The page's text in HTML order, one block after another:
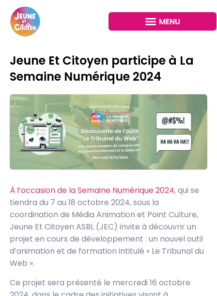
Jeune Et Citoyen participe à La
Semaine Numérique 2024
À l’occasion de la Semaine Numérique 2024, qui se
tiendra du 7 au 18 octobre 2024, sous la
coordination de Média Animation et Point Culture,
Jeune Et Citoyen ASBL (JEC) invite à découvrir un
projet en cours de développement : un nouvel outil
d’animation et de formation intitulé « Le Tribunal du
Web ».
Ce projet sera présenté le mercredi 16 octobre